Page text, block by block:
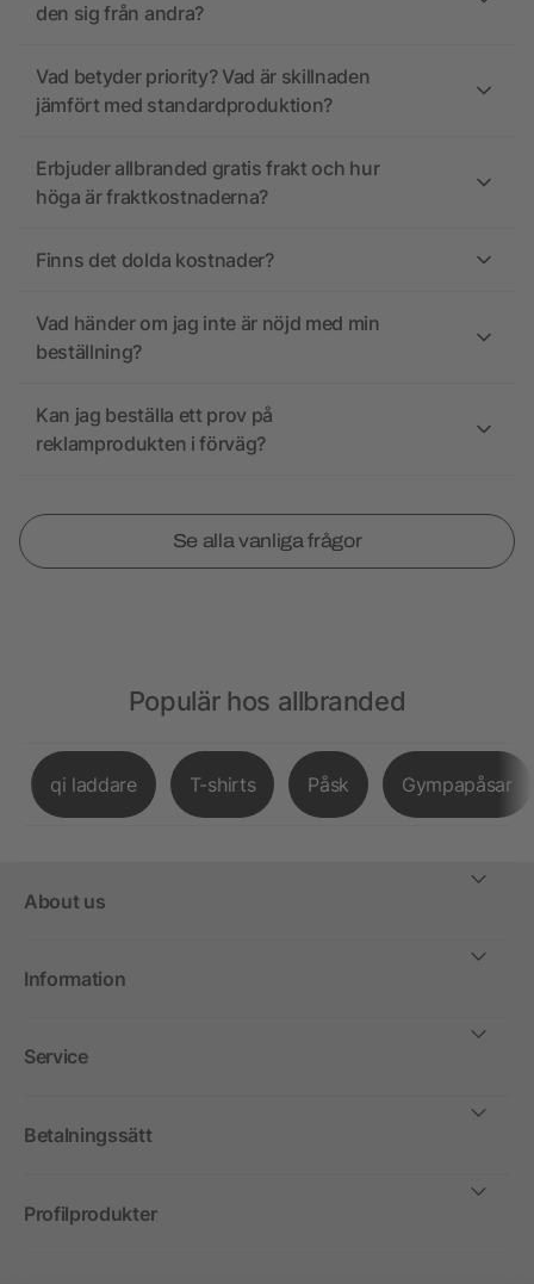
den sig från andra?
Vad betyder priority? Vad är skillnaden
jämfört med standardproduktion?
Erbjuder allbranded gratis frakt och hur
höga är fraktkostnaderna?
Finns det dolda kostnader?
Vad händer om jag inte är nöjd med min
beställning?
Kan jag beställa ett prov på
reklamprodukten i förväg?
Se alla vanliga frågor
Populär hos allbranded
qi laddare T-shirts Påsk Gympapåsar
About us
Information
Service
Betalningssätt
Profilprodukter